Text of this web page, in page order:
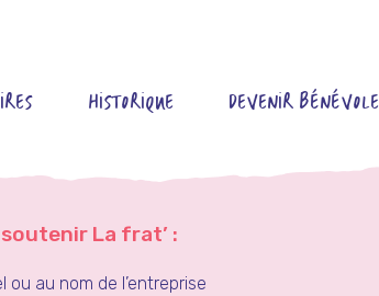
HISTORIQUE DEVENIR BÉNÉVOLE
La frat’ :
ou au nom de l’entreprise